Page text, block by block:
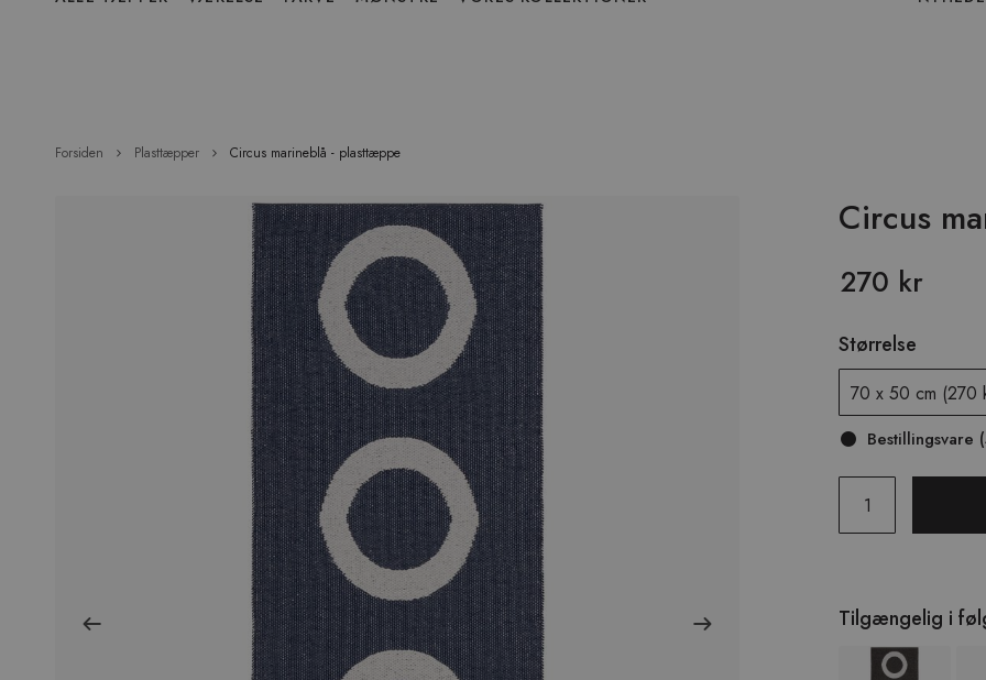
Forsiden Plasttæpper Circus marineblå - plasttæppe
Circus
270 kr
Størrelse
Bestillingsvare
Tilgængelig i